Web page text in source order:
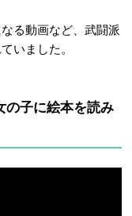
る動画など、武闘派
いました。
子に絵本を読み